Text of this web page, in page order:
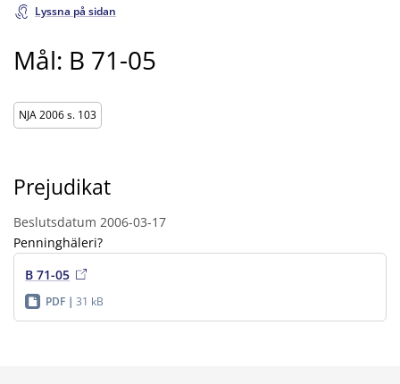
Lyssna på sidan
Mål: B 71-05
NJA 2006 s. 103
Prejudikat
Beslutsdatum 2006-03-17
Penninghäleri?
B 71-05
PDF 31 kB